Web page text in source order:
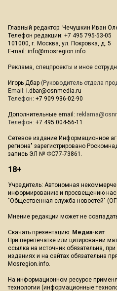
Главный редактор: Чечушкин Иван
Телефон редакции: +7 495 795-53-05
101000, г. Москва, ул. Покровка, д. 5
E-mail: info@mosregion.info
Реклама, спецпроекты и иное
Игорь Дбар (Руководитель отдела
Email: i.dbar@osnmedia.ru
Телефон: +7 909 936-02-90
Дополнительные email:
Телефон: +7 495 004-56-11
Сетевое издание Информационное
региона" зарегистрировано
запись ЭЛ № ФС77-73861.
18+
Учредитель: Автономная
информированию и просвещению
"Общественная служба новостей"
Мнение редакции может не
Скачать презентацию: Медиа-кит
При перепечатке или цитировании
ссылка на источник обязательна,
изданиях и на сайтах обязательна
Mosregion.info.
На информационном ресурсе
технологии (информационные